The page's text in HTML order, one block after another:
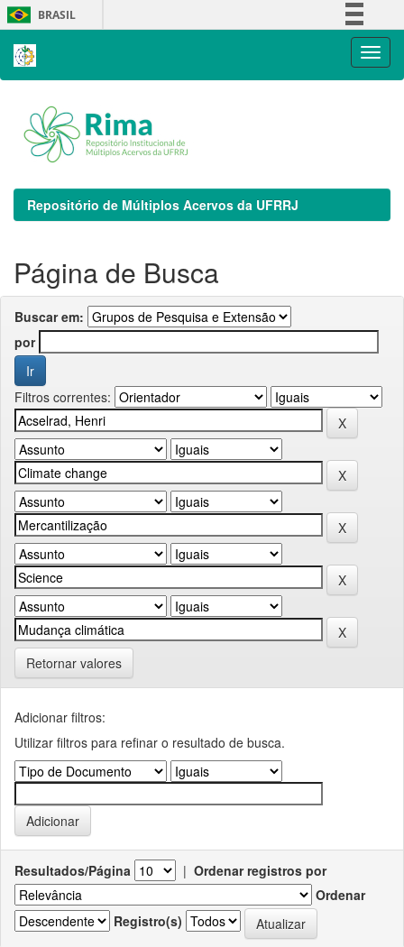
Skip
navigation
BRASIL
Repositório de Múltiplos Acervos da UFRRJ
Página de Busca
Buscar em:
por
Filtros correntes:
Retornar valores
Adicionar filtros:
Utilizar filtros para refinar o resultado de busca.
Resultados/Página | Ordenar registros por
Ordenar
Registro(s)